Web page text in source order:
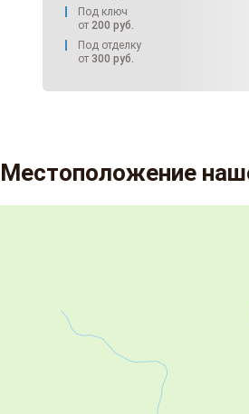
Под ключ
от 200 руб.
Под отделку
от 300 руб.
Местоположение